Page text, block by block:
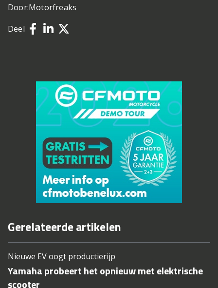
Door:Motorfreaks
Deel
Gerelateerde artikelen
Nieuwe EV oogt productierijp
Yamaha probeert het opnieuw met elektrische
scooter